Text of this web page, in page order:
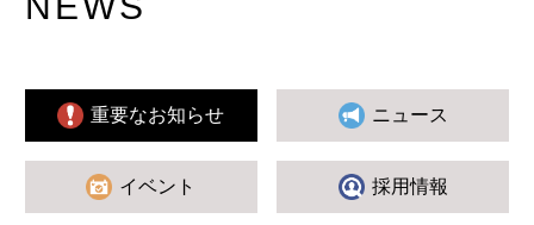
重要なお知らせ ニュース
イベント 採用情報